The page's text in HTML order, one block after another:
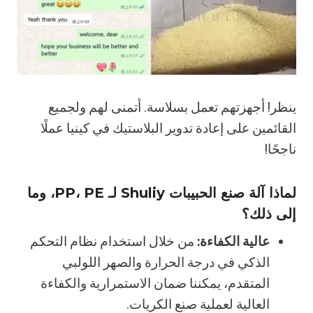
ينظر! أجهزتهم تعمل بسلاسة. أتمنى لهم ولجميع
القائمين على إعادة تدوير البلاستيك في كينيا عملًا
ناجحًا!
لماذا آلة صنع الحبيبات Shuliy لـ PP، PE، وما
إلى ذلك؟
عالية الكفاءة: من خلال استخدام نظام التحكم
الذكي في درجة الحرارة والصهر اللولبي
المتقدم، يمكننا ضمان الاستمرارية والكفاءة
العالية لعملية صنع الكريات.